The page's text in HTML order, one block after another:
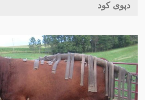
دپوی کود